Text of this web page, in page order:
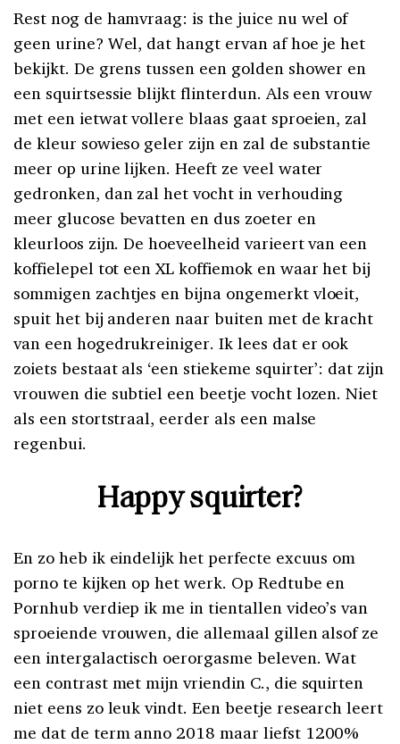
Rest nog de hamvraag: is the juice nu wel of
geen urine? Wel, dat hangt ervan af hoe je het
bekijkt. De grens tussen een golden shower en
een squirtsessie blijkt flinterdun. Als een vrouw
met een ietwat vollere blaas gaat sproeien, zal
de kleur sowieso geler zijn en zal de substantie
meer op urine lijken. Heeft ze veel water
gedronken, dan zal het vocht in verhouding
meer glucose bevatten en dus zoeter en
kleurloos zijn. De hoeveelheid varieert van een
koffielepel tot een XL koffiemok en waar het bij
sommigen zachtjes en bijna ongemerkt vloeit,
spuit het bij anderen naar buiten met de kracht
van een hogedrukreiniger. Ik lees dat er ook
zoiets bestaat als ‘een stiekeme squirter’: dat zijn
vrouwen die subtiel een beetje vocht lozen. Niet
als een stortstraal, eerder als een malse
regenbui.
Happy squirter?
En zo heb ik eindelijk het perfecte excuus om
porno te kijken op het werk. Op Redtube en
Pornhub verdiep ik me in tientallen video’s van
sproeiende vrouwen, die allemaal gillen alsof ze
een intergalactisch oerorgasme beleven. Wat
een contrast met mijn vriendin C., die squirten
niet eens zo leuk vindt. Een beetje research leert
me dat de term anno 2018 maar liefst 1200%